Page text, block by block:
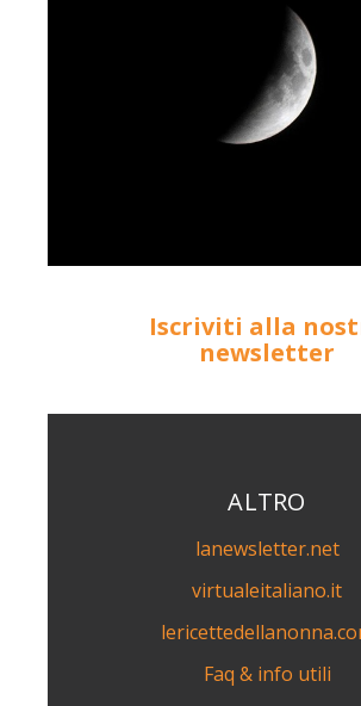
Iscriviti alla
newsletter
ALTRO
lanewsletter.net
virtualeitaliano.it
Faq & info utili